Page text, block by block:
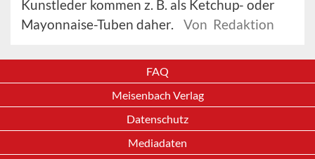
Kunstleder kommen z. B. als Ketchup- oder
Mayonnaise-Tuben daher.
Von Redaktion
FAQ
Meisenbach Verlag
Datenschutz
Mediadaten